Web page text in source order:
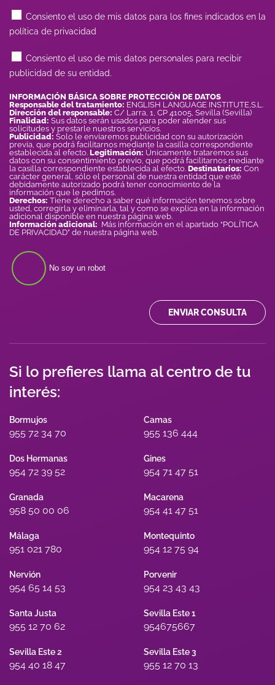
Consiento el uso de mis datos para los fines indicados en la
política de privacidad
Consiento el uso de mis datos personales para recibir
publicidad de su entidad.
INFORMACIÓN BÁSICA SOBRE PROTECCIÓN DE DATOS
Responsable del tratamiento: ENGLISH LANGUAGE INSTITUTE,S.L.
Dirección del responsable: C/ Larra, 1, CP 41005, Sevilla (Sevilla)
Finalidad: Sus datos serán usados para poder atender sus
solicitudes y prestarle nuestros servicios.
Publicidad: Solo le enviaremos publicidad con su autorización
previa, que podrá facilitarnos mediante la casilla correspondiente
establecida al efecto. Legitimación: Únicamente trataremos sus
datos con su consentimiento previo, que podrá facilitarnos mediante
la casilla correspondiente establecida al efecto. Destinatarios: Con
carácter general, sólo el personal de nuestra entidad que esté
debidamente autorizado podrá tener conocimiento de la
información que le pedimos.
Derechos: Tiene derecho a saber qué información tenemos sobre
usted, corregirla y eliminarla, tal y como se explica en la información
adicional disponible en nuestra página web.
Información adicional: Más información en el apartado “POLÍTICA
DE PRIVACIDAD” de nuestra página web.
No soy un robot
ENVIAR CONSULTA
Si lo prefieres llama al centro de tu
interés:
Bormujos
955 72 34 70
Camas
955 136 444
Dos Hermanas
954 72 39 52
Gines
954 71 47 51
Granada
958 50 00 06
Macarena
954 41 47 51
Málaga
951 021 780
Montequinto
954 12 75 94
Nervión
954 65 14 53
Porvenir
954 23 43 43
Santa Justa
955 12 70 62
Sevilla Este 1
954675667
Sevilla Este 2
954 40 18 47
Sevilla Este 3
955 12 70 13